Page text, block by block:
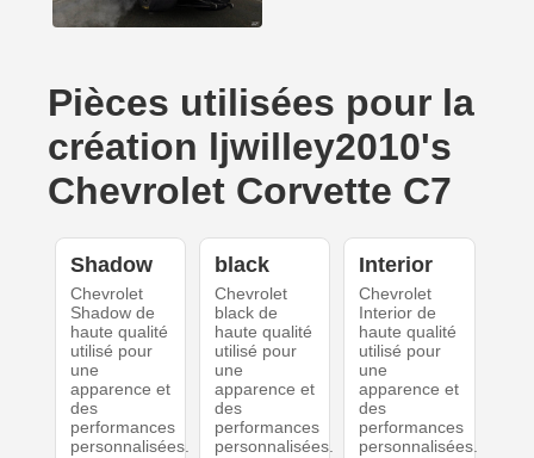
Pièces utilisées pour la
création ljwilley2010's
Chevrolet Corvette C7
Shadow
Chevrolet
Shadow de
haute qualité
utilisé pour
une
apparence et
des
performances
personnalisées.
black
Chevrolet
black de
haute qualité
utilisé pour
une
apparence et
des
performances
personnalisées.
Interior
Chevrolet
Interior de
haute qualité
utilisé pour
une
apparence et
des
performances
personnalisées.